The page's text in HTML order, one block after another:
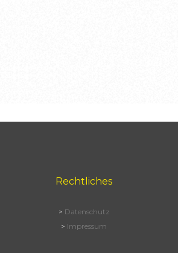
Rechtliches
> Datenschutz
> Impressum